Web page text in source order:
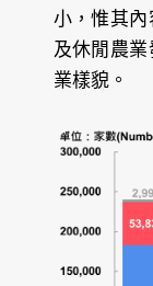
小，惟其
及休閒農
業樣貌。